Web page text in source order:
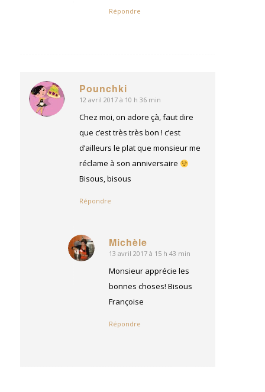
Répondre
Pounchki
dit
:
12 avril 2017 à 10 h 36 min
Chez moi, on adore çà, faut dire
que c’est très très bon ! c’est
d’ailleurs le plat que monsieur me
réclame à son anniversaire
Bisous, bisous
Répondre
Michèle
dit
13 avril 2017 à 15 h 43 min
Monsieur apprécie les
bonnes choses! Bisous
Françoise
Répondre